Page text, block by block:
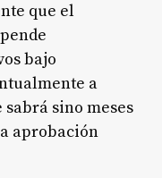
que el
bajo
a
sabrá sino meses
aprobación